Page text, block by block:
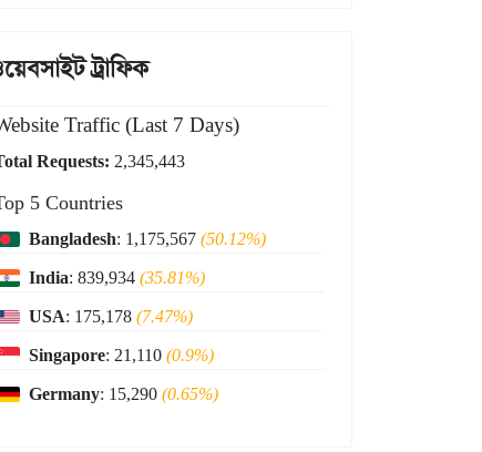
ট্রাফিক
Traffic (Last 7 Days)
Requests: 2,345,443
5 Countries
Bangladesh: 1,175,567(50.12%)
India: 839,934(35.81%)
USA: 175,178(7.47%)
Singapore: 21,110(0.9%)
Germany: 15,290(0.65%)